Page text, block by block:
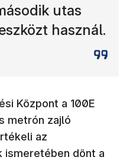
utas
használ.
Központ a 100E
metrón zajló
az
ismeretében dönt a